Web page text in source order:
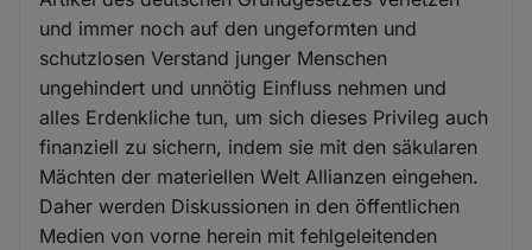
und immer noch auf den ungeformten und
schutzlosen Verstand junger Menschen
ungehindert und unnötig Einfluss nehmen und
alles Erdenkliche tun, um sich dieses Privileg auch
finanziell zu sichern, indem sie mit den säkularen
Mächten der materiellen Welt Allianzen eingehen.
Daher werden Diskussionen in den öffentlichen
Medien von vorne herein mit fehlgeleitenden